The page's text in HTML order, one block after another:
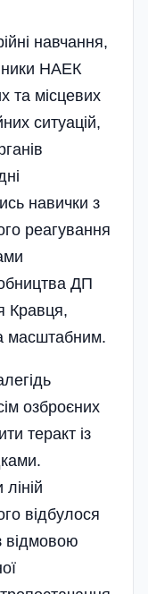
навчання,
НАЕК
та місцевих
ситуацій,
навички з
реагування
ДП
Кравця,
масштабним.
озброєних
теракт із
відбулося
відмовою